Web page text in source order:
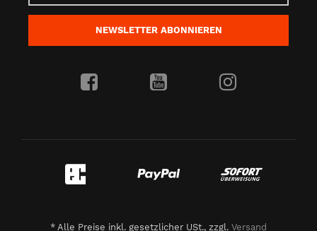
NEWSLETTER ABONNIEREN
* Alle Preise inkl. gesetzlicher USt., zzgl. Versand